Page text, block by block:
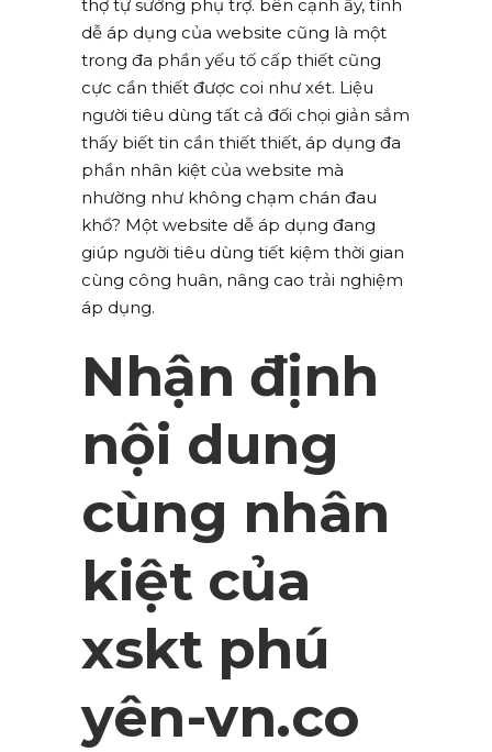
thợ tự sướng phụ trợ. bên cạnh ấy, tính
dễ áp dụng của website cũng là một
trong đa phần yếu tố cấp thiết cũng
cực cần thiết được coi như xét. Liệu
người tiêu dùng tất cả đối chọi giản sắm
thấy biết tin cần thiết thiết, áp dụng đa
phần nhân kiệt của website mà
nhường như không chạm chán đau
khổ? Một website dễ áp dụng đang
giúp người tiêu dùng tiết kiệm thời gian
cùng công huân, nâng cao trải nghiệm
áp dụng.
Nhận định
nội dung
cùng nhân
kiệt của
xskt phú
yên-vn.co